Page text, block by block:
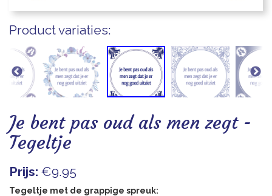
Product variaties:
Je bent pas oud als men zegt -
Tegeltje
Prijs: €9.95
Tegeltje met de grappige spreuk: